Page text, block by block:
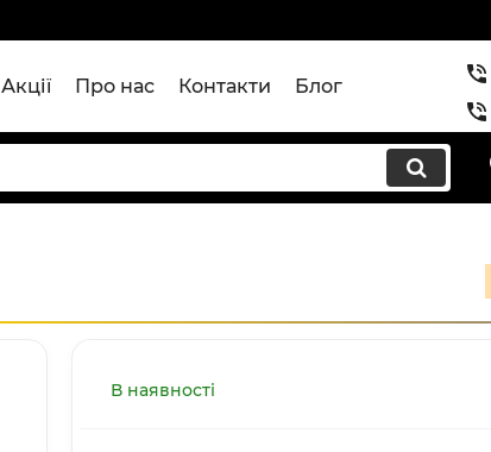
Акції Про нас Контакти Блог
В наявності